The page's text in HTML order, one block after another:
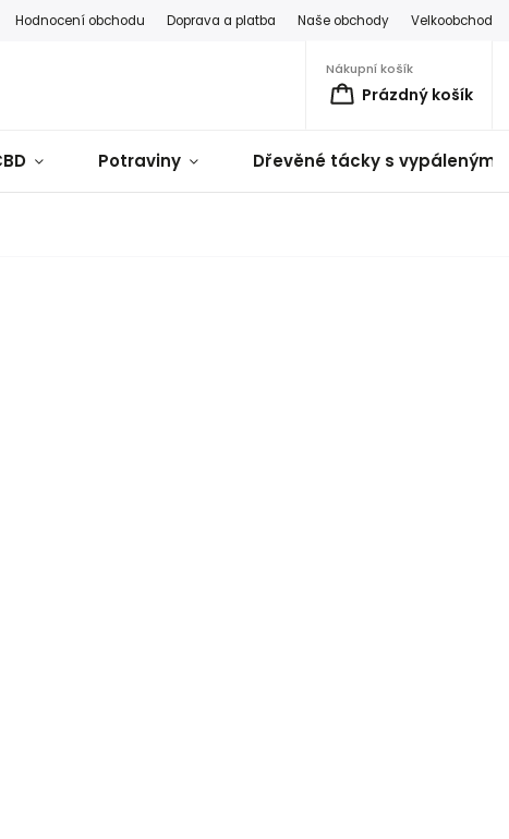
Hodnocení obchodu Doprava a platba Naše obchody Velkoobchod
Nákupní košík
Prázdný košík
Potraviny Dřevěné tácky s vypálenými